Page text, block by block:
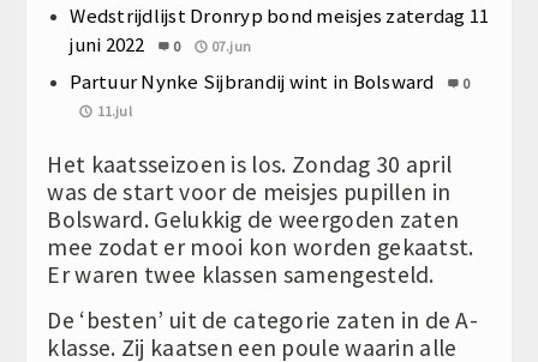
Wedstrijdlijst Dronryp bond meisjes zaterdag 11
juni 2022
0 07.jun
Partuur Nynke Sijbrandij wint in Bolsward
0
11.jul
Het kaatsseizoen is los. Zondag 30 april
was de start voor de meisjes pupillen in
Bolsward. Gelukkig de weergoden zaten
mee zodat er mooi kon worden gekaatst.
Er waren twee klassen samengesteld.
De ‘besten’ uit de categorie zaten in de A-
klasse. Zij kaatsen een poule waarin alle